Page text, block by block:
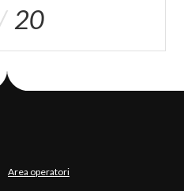
20
Area operatori